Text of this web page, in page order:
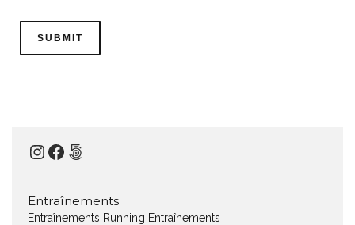
Instagram
Facebook
500px
Entraînements
Entraînements Running Entraînements